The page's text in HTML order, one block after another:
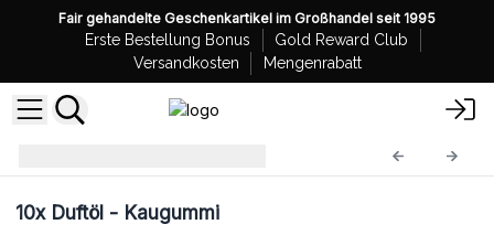
Fair gehandelte Geschenkartikel im Großhandel seit 1995
Erste Bestellung Bonus
Gold Reward Club
Versandkosten
Mengenrabatt
10xDuftöl - Kaugummi